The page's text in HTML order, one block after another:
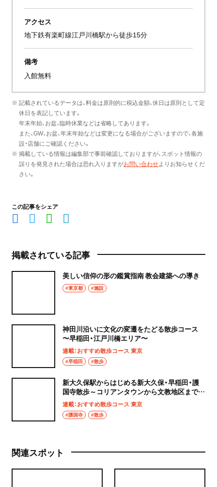
アクセス
地下鉄有楽町線江戸川橋駅から徒歩15分
備考
入館無料
※ 記載されているデータは、料金は原則的に税込金額、休日は原則として定
休日を表記しています。
年末年始、お盆、臨時休業などは省略してあります。
また、GW、お盆、年末年始などは変更になる場合がございますので、各施
設・店舗にご確認ください。
※ 掲載している情報は編集部で事前確認しておりますが、スポット情報の
誤りを発見された場合は恐れ入りますがお問い合わせよりお知らせくだ
さい。
この記事をシェア
掲載されている記事
美しい信仰の形の鑑賞指南 教会建築への導き
#東京都 #施設
神田川沿いに文化の変遷をたどる散歩コース
〜早稲田・江戸川橋エリア〜
連載：おすすめ散歩コース 東京
#早稲田 #散歩
新大久保駅からはじめる新大久保・早稲田・護
国寺散歩～コリアンタウンから文教地区まで街
の表情も多彩なコース
連載：おすすめ散歩コース 東京
#護国寺 #散歩
関連スポット